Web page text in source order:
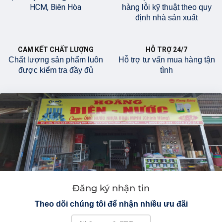
HCM, Biên Hòa
hàng lỗi kỹ thuật theo quy
định nhà sản xuất
CAM KẾT CHẤT LƯỢNG
Chất lượng sản phẩm luôn
được kiểm tra đầy đủ
HỖ TRỢ 24/7
Hỗ trợ tư vấn mua hàng tận
tình
Đăng ký nhận tin
Theo dõi chúng tôi để nhận nhiều ưu đãi